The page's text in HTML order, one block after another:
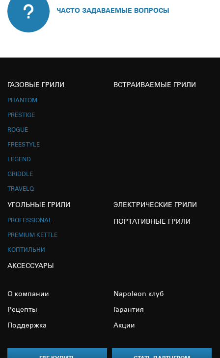
ЧАСТО ЗАДАВАЕМЫЕ ВОПРОСЫ
ГАЗОВЫЕ ГРИЛИ
PHANTOM
PRESTIGE
ROGUE
FREESTYLE
LEGEND
GRIDDLE
TRAVELQ
ВСТРАИВАЕМЫЕ ГРИЛИ
УГОЛЬНЫЕ ГРИЛИ
PROFESSIONAL
PREMIUM KETTLE
КОПТИЛЬНИ
ЭЛЕКТРИЧЕСКИЕ ГРИЛИ
ПОРТАТИВНЫЕ ГРИЛИ
АКСЕССУАРЫ
О компании Napoleon клуб
Рецепты Гарантия
Поддержка Акции